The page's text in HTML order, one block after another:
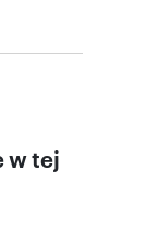
liczne
w
m2.
w tej